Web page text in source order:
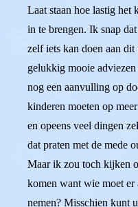
Laat staan hoe lastig het
in te brengen. Ik snap
zelf iets kan doen aan
gelukkig mooie
nog een aanvulling op
kinderen moeten op
en opeens veel dingen
dat praten met de mede
Maar ik zou toch kijken
komen want wie moet
nemen? Misschien kunt